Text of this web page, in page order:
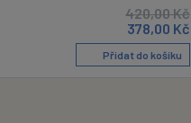
420,00Kč
378,00 Kč
Přidat do košíku